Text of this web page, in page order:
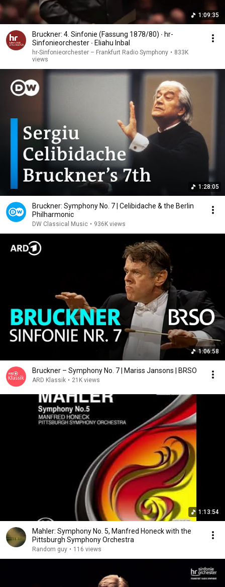
1:09:35
Bruckner: 4. Sinfonie (Fassung 1878/80) ∙ hr-
Sinfonieorchester ∙ Eliahu Inbal
hr-Sinfonieorchester – Frankfurt Radio Symphony • 833K
views
1:28:05
Bruckner: Symphony No. 7 | Celibidache & the Berlin
Philharmonic
DW Classical Music • 936K views
1:06:58
Bruckner – Symphony No. 7 | Mariss Jansons | BRSO
ARD Klassik • 21K views
1:13:54
Mahler: Symphony No. 5, Manfred Honeck with the
Pittsburgh Symphony Orchestra
Random guy • 116 views